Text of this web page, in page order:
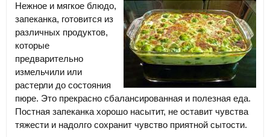
Нежное и мягкое блюдо,
запеканка, готовится из
различных продуктов,
которые
предварительно
измельчили или
растерли до состояния
пюре. Это прекрасно сбалансированная и полезная еда.
Постная запеканка хорошо насытит, не оставит чувства
тяжести и надолго сохранит чувство приятной сытости.